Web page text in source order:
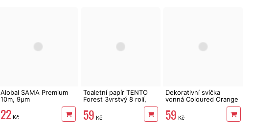
Alobal SAMA Premium
10m, 9µm
22 Kč
Toaletní papír TENTO
Forest 3vrstvý 8 rolí,
59 Kč
Dekorativní svíčka
vonná Coloured Orange
59 Kč